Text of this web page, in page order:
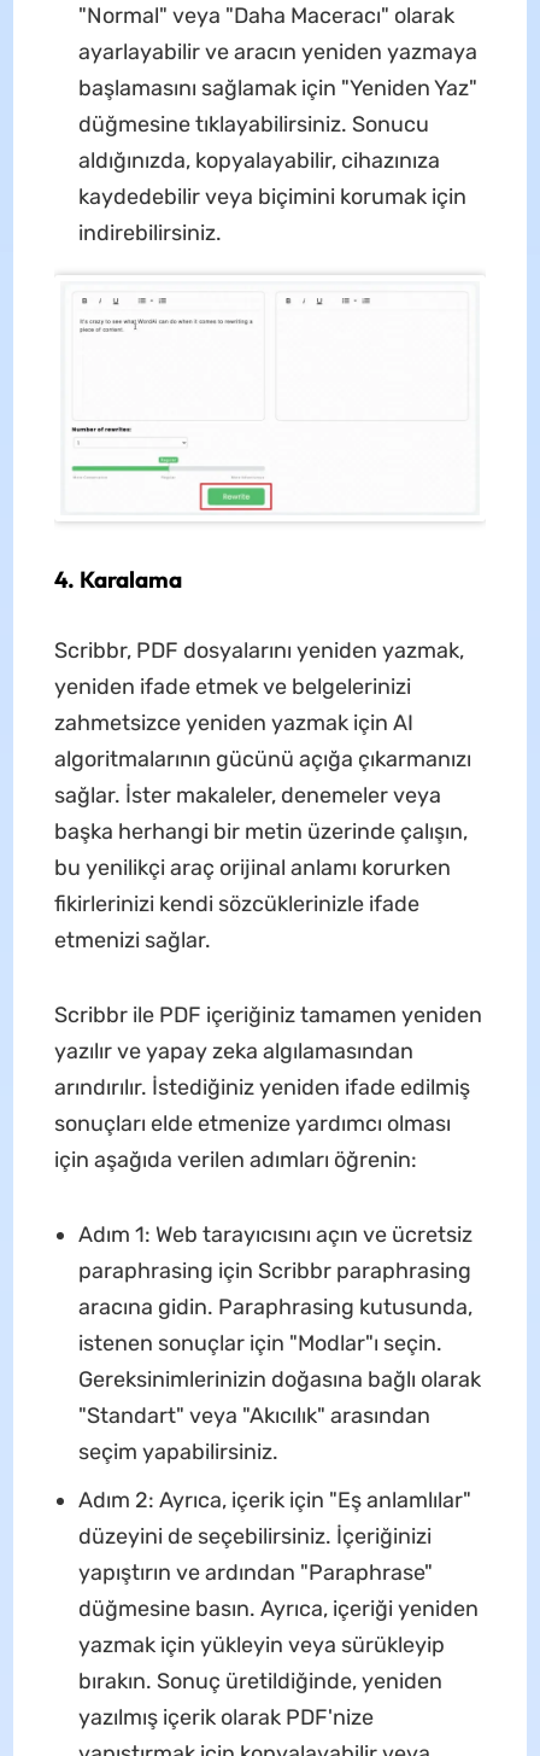
"Normal" veya "Daha Maceracı" olarak
ayarlayabilir ve aracın yeniden yazmaya
başlamasını sağlamak için "Yeniden Yaz"
düğmesine tıklayabilirsiniz. Sonucu
aldığınızda, kopyalayabilir, cihazınıza
kaydedebilir veya biçimini korumak için
indirebilirsiniz.
4. Karalama
Scribbr, PDF dosyalarını yeniden yazmak,
yeniden ifade etmek ve belgelerinizi
zahmetsizce yeniden yazmak için AI
algoritmalarının gücünü açığa çıkarmanızı
sağlar. İster makaleler, denemeler veya
başka herhangi bir metin üzerinde çalışın,
bu yenilikçi araç orijinal anlamı korurken
fikirlerinizi kendi sözcüklerinizle ifade
etmenizi sağlar.
Scribbr ile PDF içeriğiniz tamamen yeniden
yazılır ve yapay zeka algılamasından
arındırılır. İstediğiniz yeniden ifade edilmiş
sonuçları elde etmenize yardımcı olması
için aşağıda verilen adımları öğrenin:
Adım 1: Web tarayıcısını açın ve ücretsiz
paraphrasing için Scribbr paraphrasing
aracına gidin. Paraphrasing kutusunda,
istenen sonuçlar için "Modlar"ı seçin.
Gereksinimlerinizin doğasına bağlı olarak
"Standart" veya "Akıcılık" arasından
seçim yapabilirsiniz.
Adım 2: Ayrıca, içerik için "Eş anlamlılar"
düzeyini de seçebilirsiniz. İçeriğinizi
yapıştırın ve ardından "Paraphrase"
düğmesine basın. Ayrıca, içeriği yeniden
yazmak için yükleyin veya sürükleyip
bırakın. Sonuç üretildiğinde, yeniden
yazılmış içerik olarak PDF'nize